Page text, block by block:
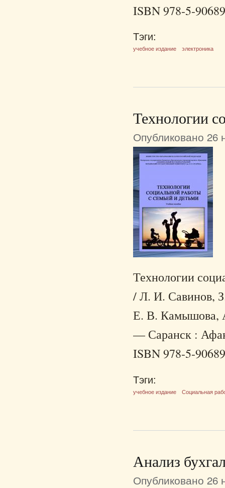
ISBN 978-5-
Тэги:
учебное издание электроника
Технологии
Опубликовано 26
Технологии
/ Л. И. Савинов,
Е. В. Камышова,
— Саранск :
ISBN 978-5-
Тэги:
учебное издание Социальная
Анализ
Опубликовано 26